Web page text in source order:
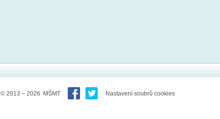
© 2013 – 2026 MŠMT Nastavení soubrů cookies